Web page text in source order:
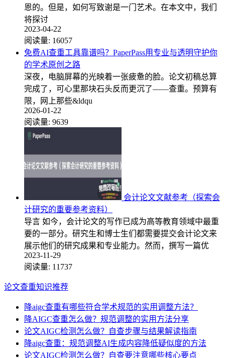
恩的。但是，如何写致谢是一门艺术。在本文中，我们
将探讨
2023-04-22
阅读量: 16057
免费AI查重工具靠谱吗？PaperPass用专业与透明守护你
的学术原创之路
深夜，电脑屏幕的光映着一张疲惫的脸。论文初稿总算
完成了，可心里那块石头反而更沉了——查重。预算有
限，网上那些&ldqu
2026-01-22
阅读量: 9639
会计论文文献参考（探索会
计研究的重要参考资料）
导言 如今，会计论文的写作已成为高等教育领域中最重
要的一部分。研究生和博士生们都需要提交会计论文来
展示他们的研究成果和专业能力。然而，撰写一篇优
2023-11-29
阅读量: 11737
论文查重知识推荐
降aigc查重有哪些符合学术规范的实用调整方法？
降AIGC查重怎么做？规范调整的实用方法分享
论文AIGC检测怎么做？自查步骤与结果解读指南
降aigc查重：规范调整AI生成内容降低疑似度的方法
论文AIGC检测怎么做？自查要注意哪些核心要点